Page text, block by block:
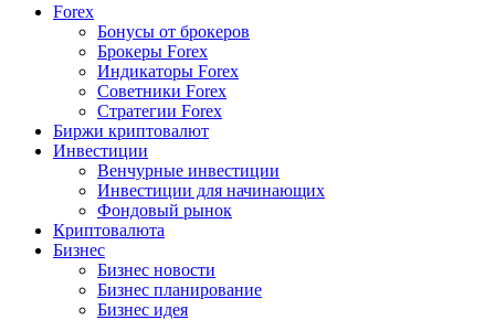
Forex
Бонусы от брокеров
Брокеры Forex
Индикаторы Forex
Советники Forex
Стратегии Forex
Биржи криптовалют
Инвестиции
Венчурные инвестиции
Инвестиции для начинающих
Фондовый рынок
Криптовалюта
Бизнес
Бизнес новости
Бизнес планирование
Бизнес идея